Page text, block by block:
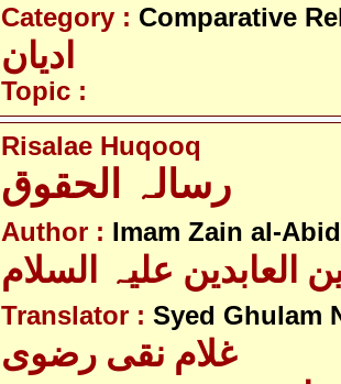
Category : Comparative
ادیان
Topic :
Risalae Huqooq
رسالہ الحقوق
Author : Imam Zain al-
Translator : Syed Ghulam
غلام نقی رضوی